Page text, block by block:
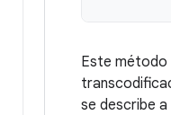
Este método
se describe